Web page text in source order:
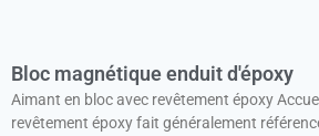
Bloc magnétique enduit d'époxy
Aimant en bloc avec revêtement époxy
revêtement époxy fait généralement